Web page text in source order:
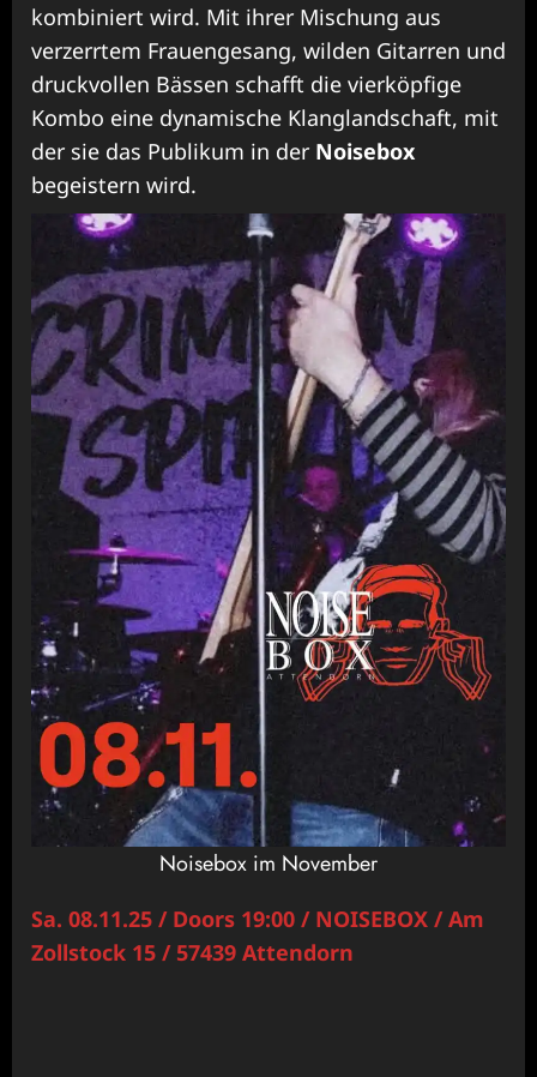
kombiniert wird. Mit ihrer Mischung aus
verzerrtem Frauengesang, wilden Gitarren und
druckvollen Bässen schafft die vierköpfige
Kombo eine dynamische Klanglandschaft, mit
der sie das Publikum in der Noisebox
begeistern wird.
Noisebox im November
Sa. 08.11.25 / Doors 19:00 / NOISEBOX / Am
Zollstock 15 / 57439 Attendorn